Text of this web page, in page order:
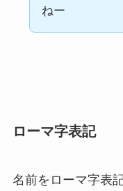
ねー
ローマ字表記
名前をローマ字表